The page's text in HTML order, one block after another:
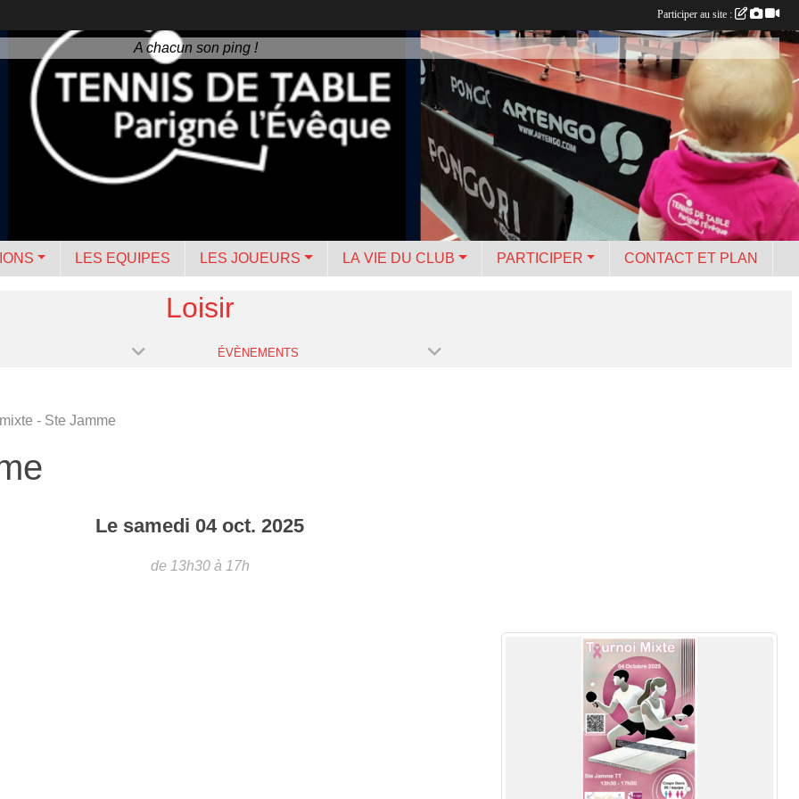
A chacun son ping !
LES EQUIPES LES JOUEURS LA VIE DU CLUB PARTICIPER CONTACT ET PLAN
Loisir
ÉVÈNEMENTS
- Ste Jamme
Le samedi 04 oct. 2025
de 13h30 à 17h
Participer au site :